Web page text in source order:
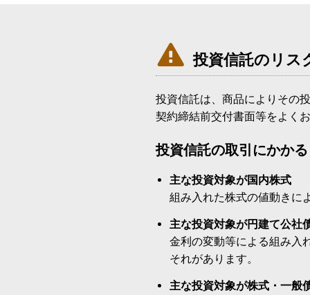
 投資信託のリス
投資信託は、商品によりその
契約締結前交付書面等をよく
投資信託の取引にかか
主な投資対象が国内株式
組み入れた株式の値動きに
主な投資対象が円建て公社
金利の変動等による組み入
それがあります。
主な投資対象が株式・一般